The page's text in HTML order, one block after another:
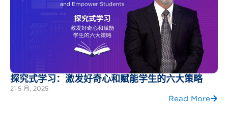
探究式学习：激发好奇心和赋能学生的六大策略
21 5 月, 2025
Read More